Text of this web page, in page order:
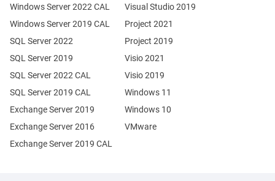
Exchange Server 2019
Exchange Server 2016
SQL Server 2022
SQL Server 2019
Windows Server 2022 CAL
Windows Server 2019 CAL
SQL Server 2022 CAL
SQL Server 2019 CAL
Exchange Server 2019 CAL
Visual Studio 2019
Project 2021
Project 2019
Visio 2021
Visio 2019
Windows 11
Windows 10
VMware